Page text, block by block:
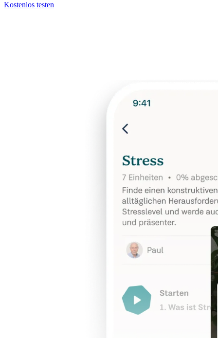
Kostenlos testen